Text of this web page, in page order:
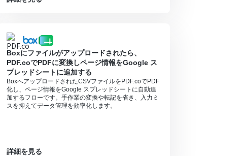
Boxにファイルがアップロードされたら、
PDF.coでPDFに変換しページ情報をGoogle ス
プレッドシートに追加する
BoxへアップロードされたCSVファイルをPDF.coでPDF
化し、ページ情報をGoogle スプレッドシートに自動追
加するフローです。手作業の変換や転記を省き、入力ミ
スを抑えてデータ管理を効率化します。
詳細を見る